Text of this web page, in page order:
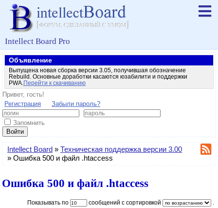
Intellect Board Pro
Объявление
Выпущена новая сборка версии 3.05, получившая обозначение
Rebuild. Основные доработки касаются юзабилити и поддержки
PWA. Перейти к скачиванию
Привет, гость!
Регистрация
Забыли пароль?
Запомнить
Войти
Intellect Board » Техническая поддержка версии 3.00
» Ошибка 500 и файл .htaccess
Ошибка 500 и файл .htaccess
Показывать по сообщений с сортировкой